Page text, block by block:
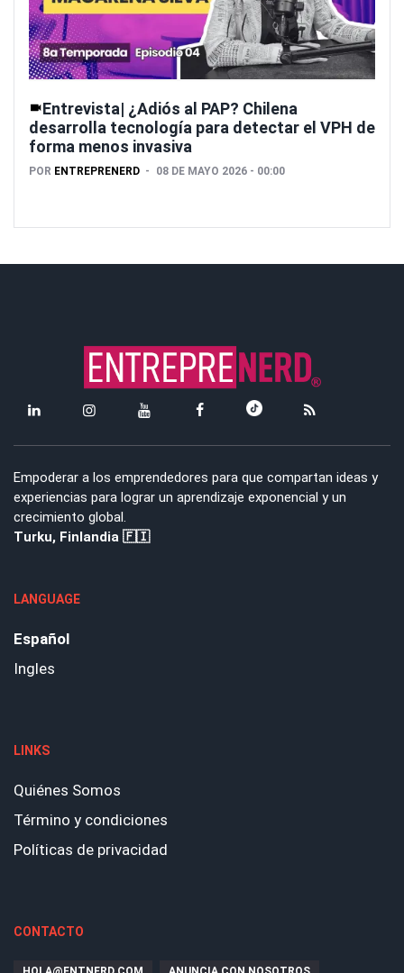
Entrevista| ¿Adiós al PAP? Chilena
desarrolla tecnología para detectar el VPH de
forma menos invasiva
POR ENTREPRENERD 08 DE MAYO 2026 - 00:00
Empoderar a los emprendedores para que compartan ideas y
experiencias para lograr un aprendizaje exponencial y un
crecimiento global.
Turku, Finlandia 🇫🇮
LANGUAGE
Español
Ingles
LINKS
Quiénes Somos
Término y condiciones
Políticas de privacidad
CONTACTO